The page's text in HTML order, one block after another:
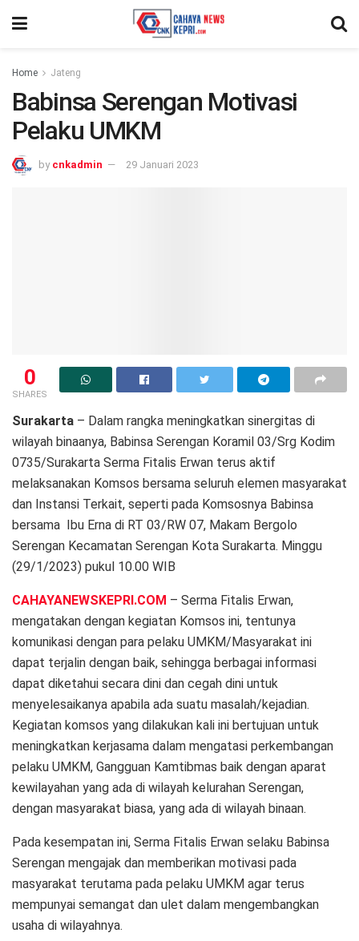
Home Jateng
Babinsa Serengan Motivasi
Pelaku UMKM
by cnkadmin 29 Januari 2023
0
SHARES
Surakarta – Dalam rangka meningkatkan sinergitas di
wilayah binaanya, Babinsa Serengan Koramil 03/Srg Kodim
0735/Surakarta Serma Fitalis Erwan terus aktif
melaksanakan Komsos bersama seluruh elemen masyarakat
dan Instansi Terkait, seperti pada Komsosnya Babinsa
bersama Ibu Erna di RT 03/RW 07, Makam Bergolo
Serengan Kecamatan Serengan Kota Surakarta. Minggu
(29/1/2023) pukul 10.00 WIB
CAHAYANEWSKEPRI.COM – Serma Fitalis Erwan,
mengatakan dengan kegiatan Komsos ini, tentunya
komunikasi dengan para pelaku UMKM/Masyarakat ini
dapat terjalin dengan baik, sehingga berbagai informasi
dapat diketahui secara dini dan cegah dini untuk
menyelesaikanya apabila ada suatu masalah/kejadian.
Kegiatan komsos yang dilakukan kali ini bertujuan untuk
meningkatkan kerjasama dalam mengatasi perkembangan
pelaku UMKM, Gangguan Kamtibmas baik dengan aparat
kewilayahan yang ada di wilayah kelurahan Serengan,
dengan masyarakat biasa, yang ada di wilayah binaan.
Pada kesempatan ini, Serma Fitalis Erwan selaku Babinsa
Serengan mengajak dan memberikan motivasi pada
masyarakat terutama pada pelaku UMKM agar terus
mempunyai semangat dan ulet dalam mengembangkan
usaha di wilayahnya.